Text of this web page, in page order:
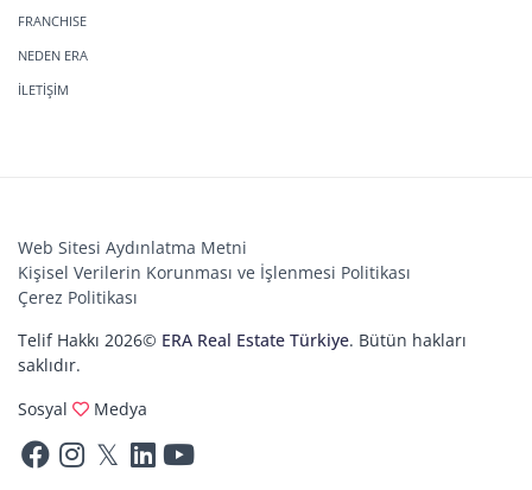
FRANCHISE
NEDEN ERA
İLETİŞİM
Web Sitesi Aydınlatma Metni
Kişisel Verilerin Korunması ve İşlenmesi Politikası
Çerez Politikası
Telif Hakkı 2026© ERA Real Estate Türkiye. Bütün hakları
saklıdır.
Sosyal
Medya